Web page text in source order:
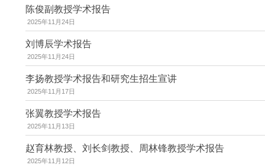
陈俊副教授学术报告
2025年11月24日
刘博辰学术报告
2025年11月24日
李扬教授学术报告和研究生招生宣讲
2025年11月17日
张翼教授学术报告
2025年11月13日
赵育林教授、刘长剑教授、周林锋教授学术报告
2025年11月12日